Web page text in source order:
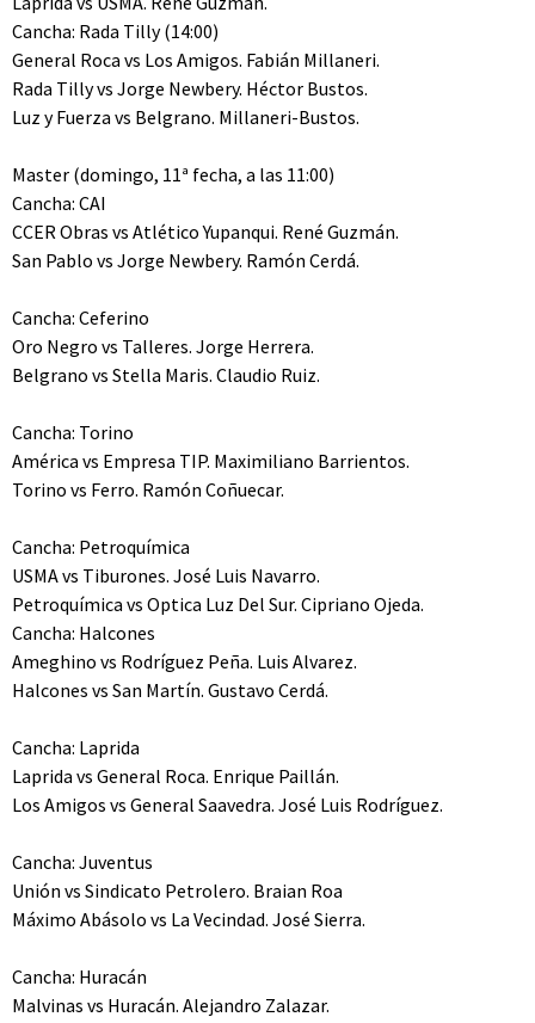
Cancha: Rada Tilly (14:00)
General Roca vs Los Amigos. Fabián Millaneri.
Rada Tilly vs Jorge Newbery. Héctor Bustos.
Luz y Fuerza vs Belgrano. Millaneri-Bustos.
Master (domingo, 11ª fecha, a las 11:00)
Cancha: CAI
CCER Obras vs Atlético Yupanqui. René Guzmán.
San Pablo vs Jorge Newbery. Ramón Cerdá.
Cancha: Ceferino
Oro Negro vs Talleres. Jorge Herrera.
Belgrano vs Stella Maris. Claudio Ruiz.
Cancha: Torino
América vs Empresa TIP. Maximiliano Barrientos.
Torino vs Ferro. Ramón Coñuecar.
Cancha: Petroquímica
USMA vs Tiburones. José Luis Navarro.
Petroquímica vs Optica Luz Del Sur. Cipriano Ojeda.
Cancha: Halcones
Ameghino vs Rodríguez Peña. Luis Alvarez.
Halcones vs San Martín. Gustavo Cerdá.
Cancha: Laprida
Laprida vs General Roca. Enrique Paillán.
Los Amigos vs General Saavedra. José Luis Rodríguez.
Cancha: Juventus
Unión vs Sindicato Petrolero. Braian Roa
Máximo Abásolo vs La Vecindad. José Sierra.
Cancha: Huracán
Malvinas vs Huracán. Alejandro Zalazar.